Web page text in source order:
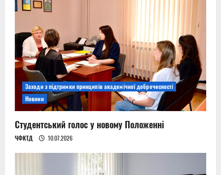
Заходи з підтримки принципів академічної доброчесності
Новини
Студентський голос у новому Положенні
ЧФКТД 10.07.2026